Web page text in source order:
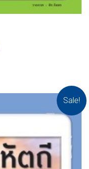
Sale!